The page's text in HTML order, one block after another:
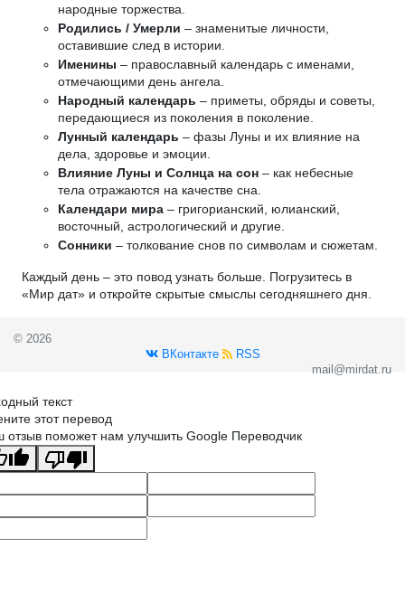
народные торжества.
Родились / Умерли – знаменитые личности,
оставившие след в истории.
Именины – православный календарь с именами,
отмечающими день ангела.
Народный календарь – приметы, обряды и советы,
передающиеся из поколения в поколение.
Лунный календарь – фазы Луны и их влияние на
дела, здоровье и эмоции.
Влияние Луны и Солнца на сон – как небесные
тела отражаются на качестве сна.
Календари мира – григорианский, юлианский,
восточный, астрологический и другие.
Сонники – толкование снов по символам и сюжетам.
Каждый день – это повод узнать больше. Погрузитесь в
«Мир дат» и откройте скрытые смыслы сегодняшнего дня.
© 2026
ВКонтакте
RSS
mail@mirdat.ru
текст
этот перевод
отзыв поможет нам улучшить Google Переводчик